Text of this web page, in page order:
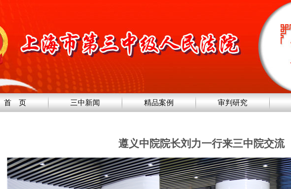
首 页 三中新闻 精品案例 审判研究
遵义中院院长刘力一行来三中院交流